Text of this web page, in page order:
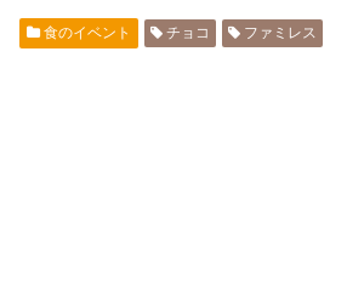
食のイベント チョコ ファミレス